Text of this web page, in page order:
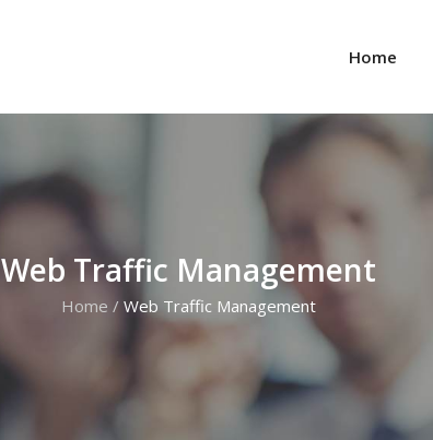
Home
Web Traffic Management
Home / Web Traffic Management